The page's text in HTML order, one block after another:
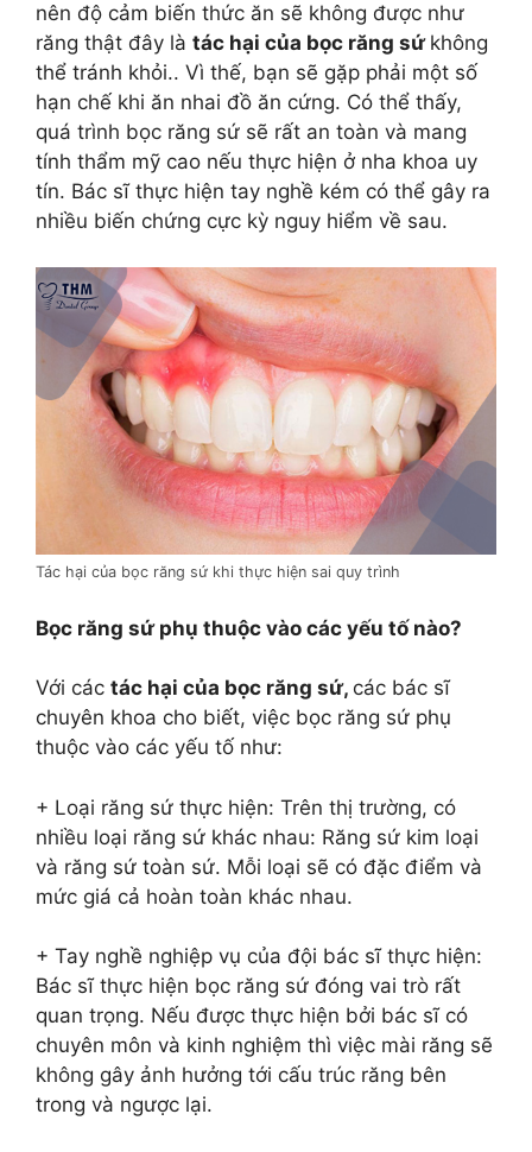
nên độ cảm biến thức ăn sẽ không được như
răng thật đây là tác hại của bọc răng sứ không
thể tránh khỏi.. Vì thế, bạn sẽ gặp phải một số
hạn chế khi ăn nhai đồ ăn cứng. Có thể thấy,
quá trình bọc răng sứ sẽ rất an toàn và mang
tính thẩm mỹ cao nếu thực hiện ở nha khoa uy
tín. Bác sĩ thực hiện tay nghề kém có thể gây ra
nhiều biến chứng cực kỳ nguy hiểm về sau.
Tác hại của bọc răng sứ khi thực hiện sai quy trình
Bọc răng sứ phụ thuộc vào các yếu tố nào?
Với các tác hại của bọc răng sứ, các bác sĩ
chuyên khoa cho biết, việc bọc răng sứ phụ
thuộc vào các yếu tố như:
+ Loại răng sứ thực hiện: Trên thị trường, có
nhiều loại răng sứ khác nhau: Răng sứ kim loại
và răng sứ toàn sứ. Mỗi loại sẽ có đặc điểm và
mức giá cả hoàn toàn khác nhau.
+ Tay nghề nghiệp vụ của đội bác sĩ thực hiện:
Bác sĩ thực hiện bọc răng sứ đóng vai trò rất
quan trọng. Nếu được thực hiện bởi bác sĩ có
chuyên môn và kinh nghiệm thì việc mài răng sẽ
không gây ảnh hưởng tới cấu trúc răng bên
trong và ngược lại.